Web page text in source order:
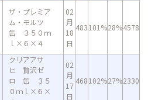
ザ・プレミア
ム・モルツ
缶 ３５０ｍ
ｌ×６×４
02
月
18
日
483101%28%4578
クリアアサ
ヒ 贅沢ゼ
ロ 缶 ３５
０ｍｌ×６×
02
月
17
日
468102%27%2330